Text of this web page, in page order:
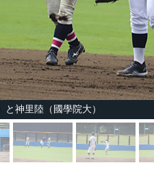
神里陸（國學院大）